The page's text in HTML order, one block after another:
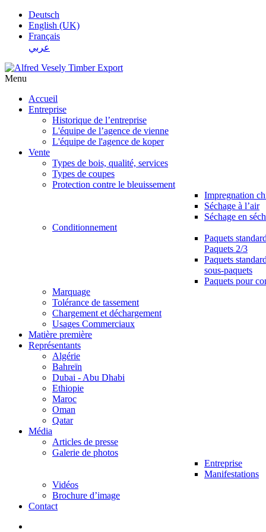
Deutsch
English (UK)
Français
عربي
Menu
Accueil
Entreprise
Historique de l’entreprise
L'équipe de l’agence de vienne
L'équipe de l'agence de koper
Vente
Types de bois, qualité, services
Types de coupes
Protection contre le bleuissement
Impregnation
Séchage à l’air
Séchage en
Conditionnement
Paquets
Paquets 2/3
Paquets
sous-paquets
Paquets pour
Marquage
Tolérance de tassement
Chargement et déchargement
Usages Commerciaux
Matière première
Représentants
Algérie
Bahreïn
Dubai - Abu Dhabi
Ethiopie
Maroc
Oman
Qatar
Média
Articles de presse
Galerie de photos
Entreprise
Manifestations
Vidéos
Brochure d’image
Contact